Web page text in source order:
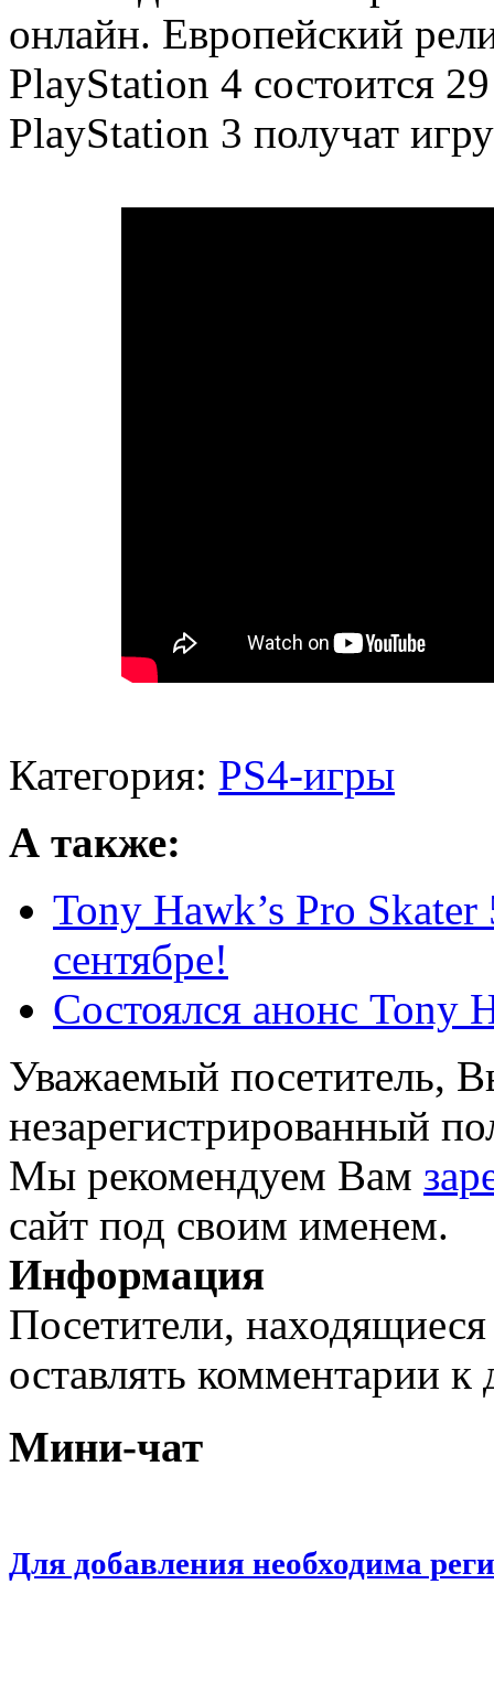
онлайн. Европейский
PlayStation 4 состоится
PlayStation 3 получат
Категория: PS4-игры
А также:
Tony Hawk’s Pro
сентябре!
Состоялся анонс Tony
Уважаемый посетитель,
незарегистрированный
Мы рекомендуем Вам
сайт под своим именем.
Информация
Посетители,
оставлять комментарии
Мини-чат
Для добавления необходима